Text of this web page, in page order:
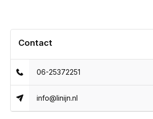
Contact
06-25372251
info@linijn.nl